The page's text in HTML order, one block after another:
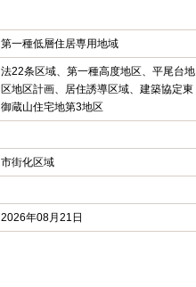
第一種低層住居専用地域
法22条区域、第一種高度地区、平尾台地
区地区計画、居住誘導区域、建築協定東
御蔵山住宅地第3地区
市街化区域
2026年08月21日